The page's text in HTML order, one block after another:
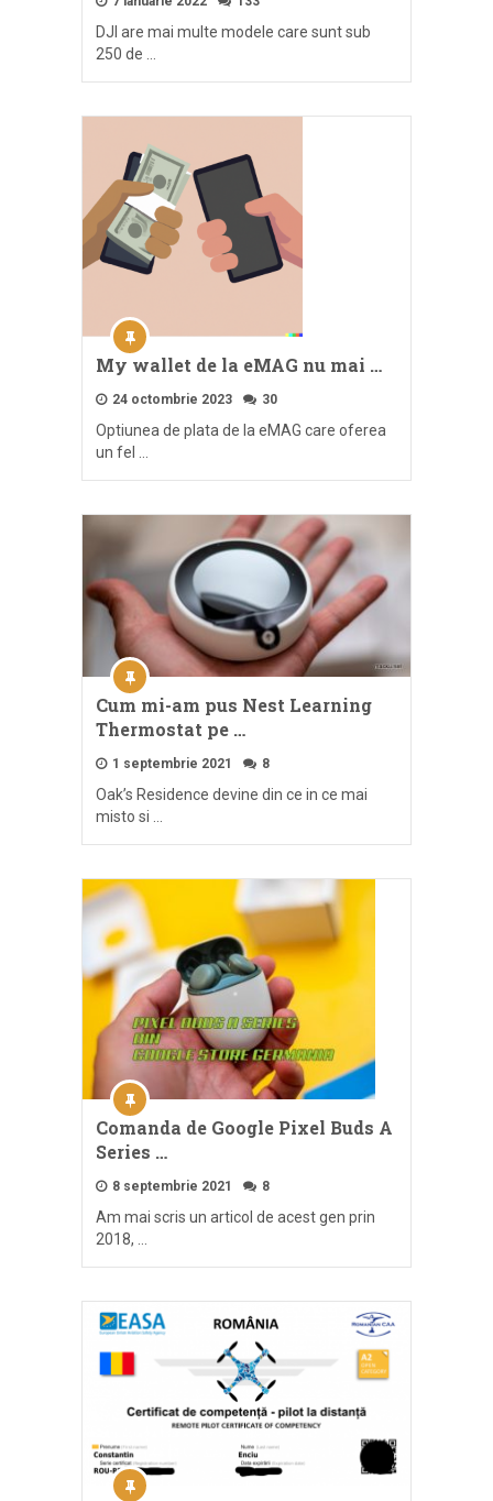
DJI are mai multe modele care sunt sub
250 de …
My wallet de la eMAG nu mai …
24 octombrie 2023 30
Optiunea de plata de la eMAG care oferea
un fel …
Cum mi-am pus Nest Learning
Thermostat pe …
1 septembrie 2021 8
Oak’s Residence devine din ce in ce mai
misto si …
Comanda de Google Pixel Buds A
Series …
8 septembrie 2021 8
Am mai scris un articol de acest gen prin
2018, …